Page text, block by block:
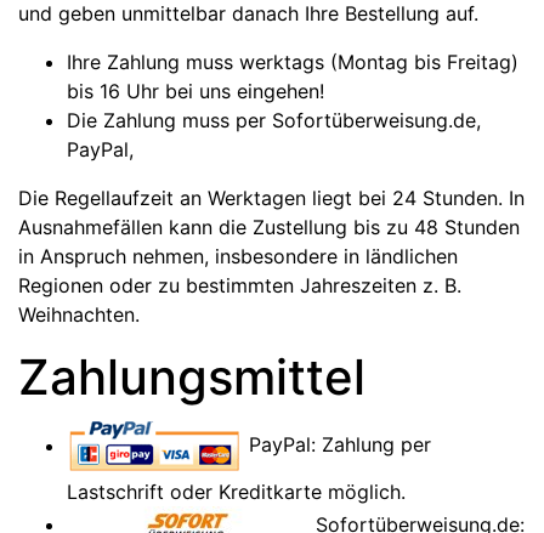
und geben unmittelbar danach Ihre Bestellung auf.
Ihre Zahlung muss werktags (Montag bis Freitag)
bis 16 Uhr bei uns eingehen!
Die Zahlung muss per Sofortüberweisung.de,
PayPal,
Die Regellaufzeit an Werktagen liegt bei 24 Stunden. In
Ausnahmefällen kann die Zustellung bis zu 48 Stunden
in Anspruch nehmen, insbesondere in ländlichen
Regionen oder zu bestimmten Jahreszeiten z. B.
Weihnachten.
Zahlungsmittel
PayPal: Zahlung per
Lastschrift oder Kreditkarte möglich.
Sofortüberweisung.de: